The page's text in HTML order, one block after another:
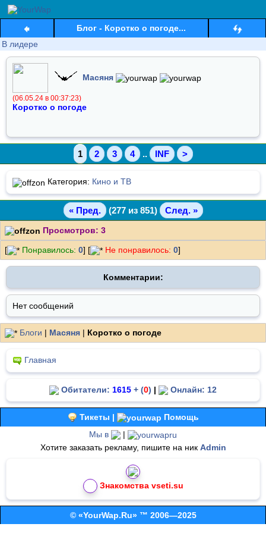
Блог - Коротко о погоде...
В лидере
Масяня
(06.05.24 в 00:37:23)
Коротко о погоде
1 2 3 4 .. INF >
Категория: Кино и ТВ
« Пред. (277 из 851) След. »
Просмотров: 3
[ Понравилось: 0] [ Не понравилось: 0]
Комментарии:
Нет сообщений
Блоги | Масяня | Коротко о погоде
Главная
Обитатели: 1615 + (0) | Онлайн: 12
Тикеты |
Помощь
Мы в
|
Хотите заказать рекламу, пишите на ник Admin
Знакомства vseti.su
© «YourWap.Ru» ™ 2006—2025